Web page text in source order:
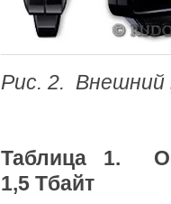
Рис. 2. Внешний
Таблица 1.
1,5Тбайт